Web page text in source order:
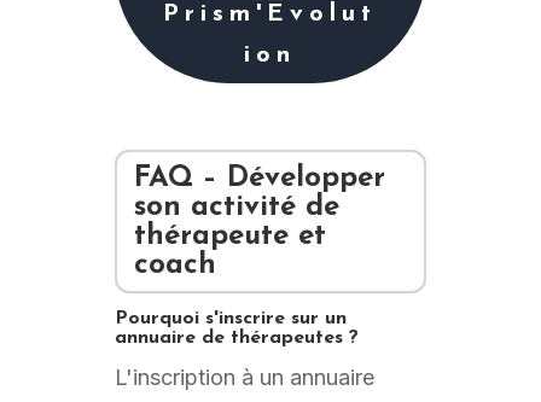
Prism'Evolut
ion
FAQ – Développer
son activité de
thérapeute et
coach
Pourquoi s'inscrire sur un
annuaire de thérapeutes ?
L'inscription à un annuaire